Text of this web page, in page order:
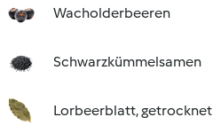
Wacholderbeeren
Schwarzkümmelsamen
Lorbeerblatt, getrocknet